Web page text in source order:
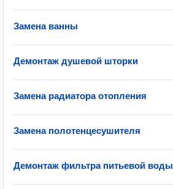
Замена ванны
Демонтаж душевой шторки
Замена радиатора отопления
Замена полотенцесушителя
Демонтаж фильтра питьевой воды